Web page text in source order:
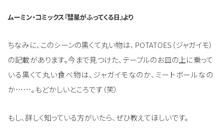
ムーミン・コミックス『彗星がふってくる日』より
ちなみに、このシーンの黒くて丸い物は、POTATOES（ジャガイモ）
の記載があります。今まで見つけた、テーブルのお皿の上に乗って
いる黒くて丸い食べ物は、ジャガイモなのか、ミートボールなの
か……。もどかしいところです（笑）
もし、詳しく知っている方がいたら、ぜひ教えてほしいです。